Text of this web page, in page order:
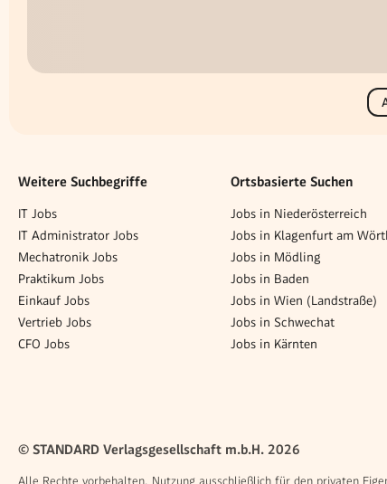
Weitere Suchbegriffe
IT Jobs
IT Administrator Jobs
Mechatronik Jobs
Praktikum Jobs
Einkauf Jobs
Vertrieb Jobs
CFO Jobs
Ortsbasierte Suchen
Jobs in Niederösterreich
Jobs in Klagenfurt am
Jobs in Mödling
Jobs in Baden
Jobs in Wien (Landstraße)
Jobs in Schwechat
Jobs in Kärnten
© STANDARD Verlagsgesellschaft m.b.H. 2026
Alle Rechte vorbehalten. Nutzung ausschließlich für den privaten